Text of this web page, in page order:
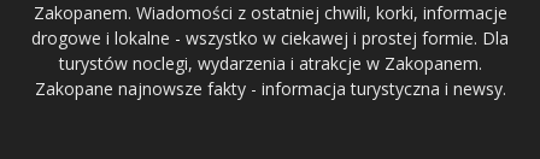
Zakopanem. Wiadomości z ostatniej chwili, korki, informacje
drogowe i lokalne - wszystko w ciekawej i prostej formie. Dla
turystów noclegi, wydarzenia i atrakcje w Zakopanem.
Zakopane najnowsze fakty - informacja turystyczna i newsy.